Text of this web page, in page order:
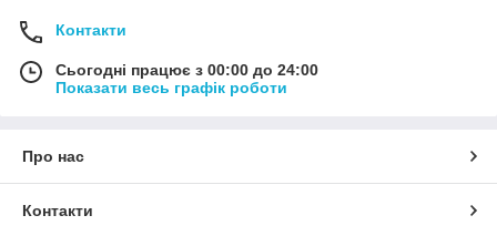
Контакти
Сьогодні працює з 00:00 до 24:00
Показати весь графік роботи
Про нас
Контакти